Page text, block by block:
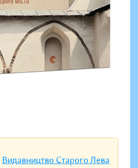
Видавництво Старого Лева